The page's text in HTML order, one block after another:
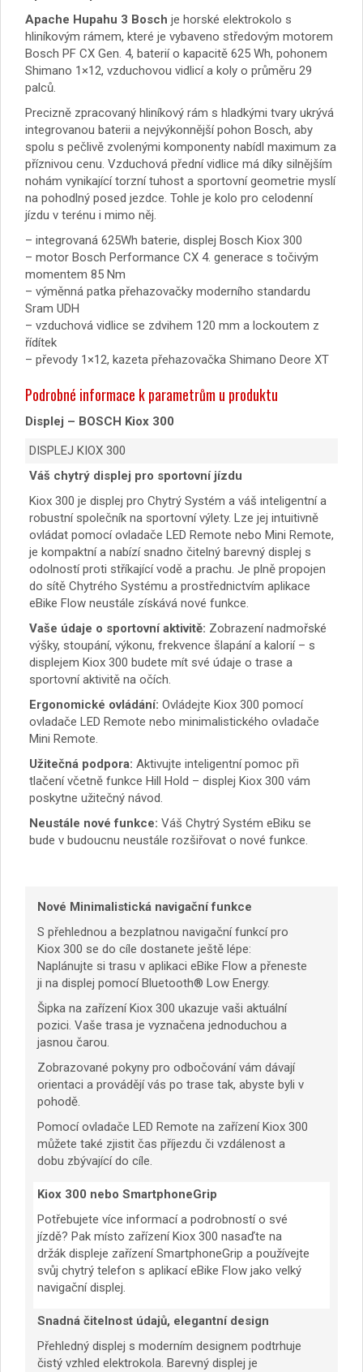
Apache Hupahu 3 Bosch je horské elektrokolo s
hliníkovým rámem, které je vybaveno středovým motorem
Bosch PF CX Gen. 4, baterií o kapacitě 625 Wh, pohonem
Shimano 1×12, vzduchovou vidlicí a koly o průměru 29
palců.
Precizně zpracovaný hliníkový rám s hladkými tvary ukrývá
integrovanou baterii a nejvýkonnější pohon Bosch, aby
spolu s pečlivě zvolenými komponenty nabídl maximum za
příznivou cenu. Vzduchová přední vidlice má díky silnějším
nohám vynikající torzní tuhost a sportovní geometrie myslí
na pohodlný posed jezdce. Tohle je kolo pro celodenní
jízdu v terénu i mimo něj.
– integrovaná 625Wh baterie, displej Bosch Kiox 300
– motor Bosch Performance CX 4. generace s točivým
momentem 85 Nm
– výměnná patka přehazovačky moderního standardu
Sram UDH
– vzduchová vidlice se zdvihem 120 mm a lockoutem z
řídítek
– převody 1×12, kazeta přehazovačka Shimano Deore XT
Podrobné informace k parametrům u produktu
Displej – BOSCH Kiox 300
DISPLEJ KIOX 300
Váš chytrý displej pro sportovní jízdu
Kiox 300 je displej pro Chytrý Systém a váš inteligentní a
robustní společník na sportovní výlety. Lze jej intuitivně
ovládat pomocí ovladače LED Remote nebo Mini Remote,
je kompaktní a nabízí snadno čitelný barevný displej s
odolností proti stříkající vodě a prachu. Je plně propojen
do sítě Chytrého Systému a prostřednictvím aplikace
eBike Flow neustále získává nové funkce.
Vaše údaje o sportovní aktivitě: Zobrazení nadmořské
výšky, stoupání, výkonu, frekvence šlapání a kalorií – s
displejem Kiox 300 budete mít své údaje o trase a
sportovní aktivitě na očích.
Ergonomické ovládání: Ovládejte Kiox 300 pomocí
ovladače LED Remote nebo minimalistického ovladače
Mini Remote.
Užitečná podpora: Aktivujte inteligentní pomoc při
tlačení včetně funkce Hill Hold – displej Kiox 300 vám
poskytne užitečný návod.
Neustále nové funkce: Váš Chytrý Systém eBiku se
bude v budoucnu neustále rozšiřovat o nové funkce.
Nové Minimalistická navigační funkce
S přehlednou a bezplatnou navigační funkcí pro
Kiox 300 se do cíle dostanete ještě lépe:
Naplánujte si trasu v aplikaci eBike Flow a přeneste
ji na displej pomocí Bluetooth® Low Energy.
Šipka na zařízení Kiox 300 ukazuje vaši aktuální
pozici. Vaše trasa je vyznačena jednoduchou a
jasnou čarou.
Zobrazované pokyny pro odbočování vám dávají
orientaci a provádějí vás po trase tak, abyste byli v
pohodě.
Pomocí ovladače LED Remote na zařízení Kiox 300
můžete také zjistit čas příjezdu či vzdálenost a
dobu zbývající do cíle.
Kiox 300 nebo SmartphoneGrip
Potřebujete více informací a podrobností o své
jízdě? Pak místo zařízení Kiox 300 nasaďte na
držák displeje zařízení SmartphoneGrip a používejte
svůj chytrý telefon s aplikací eBike Flow jako velký
navigační displej.
Snadná čitelnost údajů, elegantní design
Přehledný displej s moderním designem podtrhuje
čistý vzhled elektrokola. Barevný displej je